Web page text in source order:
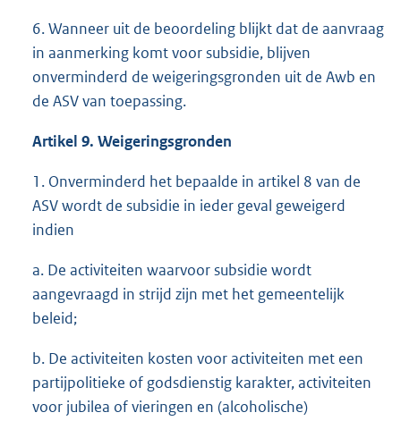
6. Wanneer uit de beoordeling blijkt dat de aanvraag
in aanmerking komt voor subsidie, blijven
onverminderd de weigeringsgronden uit de Awb en
de ASV van toepassing.
Artikel 9. Weigeringsgronden
1. Onverminderd het bepaalde in artikel 8 van de
ASV wordt de subsidie in ieder geval geweigerd
indien
a. De activiteiten waarvoor subsidie wordt
aangevraagd in strijd zijn met het gemeentelijk
beleid;
b. De activiteiten kosten voor activiteiten met een
partijpolitieke of godsdienstig karakter, activiteiten
voor jubilea of vieringen en (alcoholische)